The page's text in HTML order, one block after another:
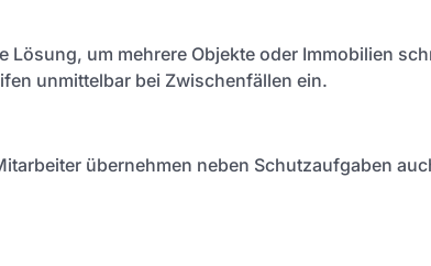
Lösung, um mehrere Objekte oder Immobilien
unmittelbar bei Zwischenfällen ein.
übernehmen neben Schutzaufgaben